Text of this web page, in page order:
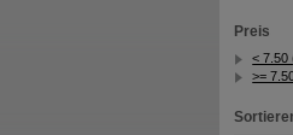
Preis
< 7.50
>=